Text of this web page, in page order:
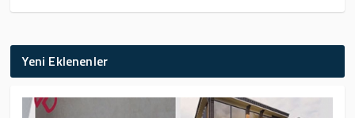
Yeni Eklenenler